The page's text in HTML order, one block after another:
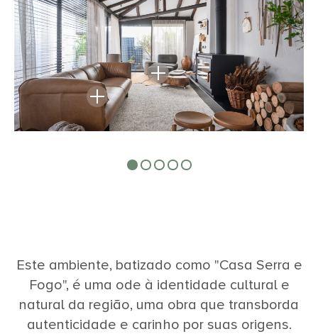
Este ambiente, batizado como "Casa Serra e
Fogo", é uma ode à identidade cultural e
natural da região, uma obra que transborda
autenticidade e carinho por suas origens.